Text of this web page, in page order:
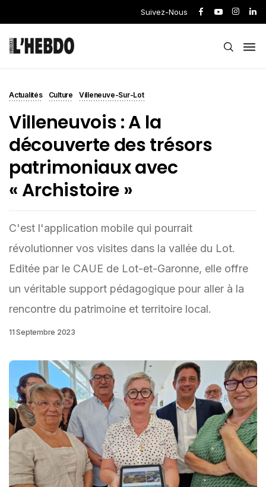
Suivez-Nous
Actualités Culture Villeneuve-Sur-Lot
Villeneuvois : A la
découverte des trésors
patrimoniaux avec
« Archistoire »
C'est l'application mobile qui pourrait
révolutionner vos visites dans la vallée du Lot.
Editée par le CAUE de Lot-et-Garonne, elle offre
un véritable support pédagogique pour aller à la
rencontre du patrimoine et territoire local.
11 Septembre 2023